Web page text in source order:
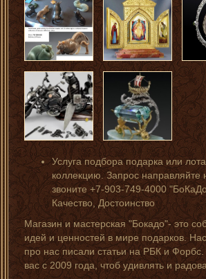
Услуга подбора подарка или
коллекцию. Запрос направляйте
звоните +7-903-749-4000
Качество, Достоинство
Магазин и мастерская "Бокадо"- это
идей и ценностей в мире подарков.
про нас писали статьи на РБК и
вас с 2009 года, чтоб удивлять и